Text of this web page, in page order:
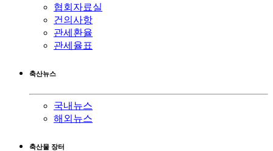
협회자료실
건의사항
관세환율
관세율표
축산뉴스
국내뉴스
해외뉴스
축산물 장터